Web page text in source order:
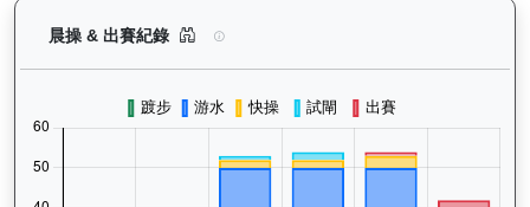
晨操 & 出賽紀錄 正本巨星（L056）— 晨操及出賽紀錄圖